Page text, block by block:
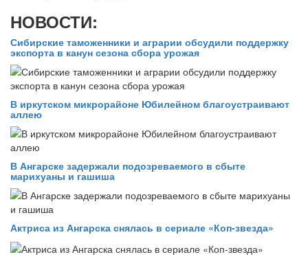
НОВОСТИ:
Сибирские таможенники и аграрии обсудили поддержку
экспорта в канун сезона сбора урожая
В иркутском микрорайоне Юбилейном благоустраивают
аллею
В Ангарске задержали подозреваемого в сбыте
марихуаны и гашиша
Актриса из Ангарска снялась в сериале «Коп-звезда»